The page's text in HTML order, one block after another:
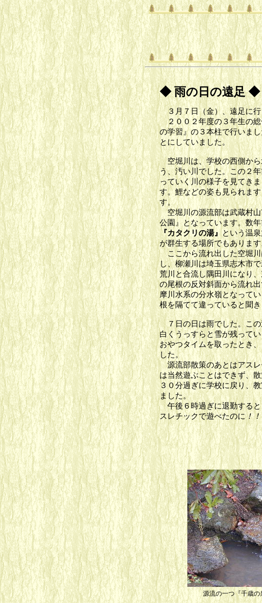
◆ 雨の日の遠足 ◆
３月７日（金）、遠足に行
２００２年度の３年生の総
の学習』の３本柱で行いま
とにしていました。
空堀川は、学校の西側から
う、汚い川でした。この２
っていく川の様子を見てき
す。鯉などの姿も見られま
す。
空堀川の源流部は武蔵村山
公園』となっています。数
『カタクリの湯』 という温
が群生する場所でもありま
ここから流れ出した空堀川
し、柳瀬川は埼玉県志木市
荒川と合流し隅田川になり
の尾根の反対斜面から流れ
摩川水系の分水嶺となって
根を隔てて違っていると聞
７日の日は雨でした。この
白くうっすらと雪が残って
おやつタイムを取ったとき
した。
源流部散策のあとはアスレ
は当然遊ぶことはできず、
３０分過ぎに学校に戻り、
ました。
午後６時過ぎに退勤すると
スレチックで遊べたのに！！
源流の一つ『